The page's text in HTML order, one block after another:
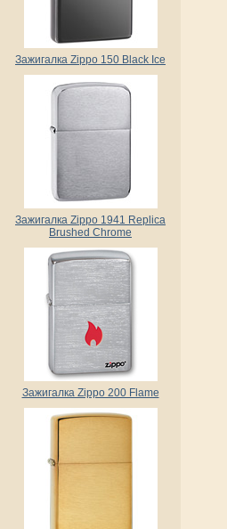
Зажигалка Zippo 150 Black Ice
Зажигалка Zippo 1941 Replica
Brushed Chrome
Зажигалка Zippo 200 Flame